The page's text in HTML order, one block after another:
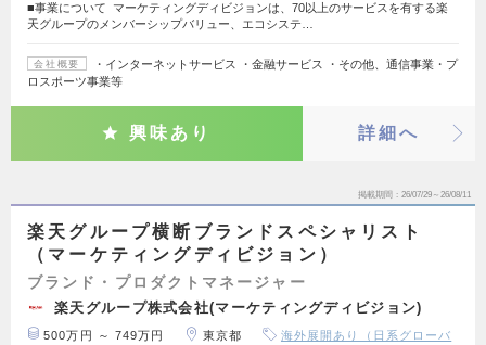
■事業について マーケティングディビジョンは、70以上のサービスを有する楽
天グループのメンバーシップバリュー、エコシステ…
会社概要
・インターネットサービス ・金融サービス ・その他、通信事業・プ
ロスポーツ事業等
興味あり 詳細へ
掲載期間 26/07/29～26/08/11
楽天グループ横断ブランドスペシャリスト
（マーケティングディビジョン）
ブランド・プロダクトマネージャー
楽天グループ株式会社(マーケティングディビジョン)
500万円 ～ 749万円 東京都
海外展開あり（日系グローバ